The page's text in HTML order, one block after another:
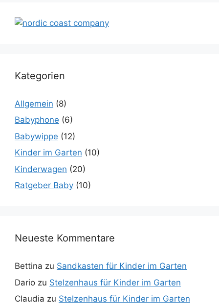
Kategorien
Allgemein (8)
Babyphone (6)
Babywippe (12)
Kinder im Garten (10)
Kinderwagen (20)
Ratgeber Baby (10)
Neueste Kommentare
Bettina zu Sandkasten für Kinder im Garten
Dario zu Stelzenhaus für Kinder im Garten
Claudia zu Stelzenhaus für Kinder im Garten